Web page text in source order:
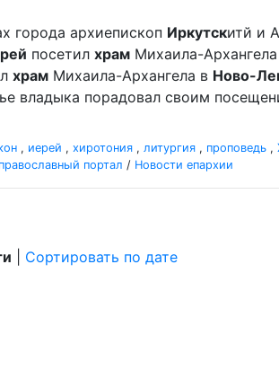
города архиепископ Иркутскитй и
посетил храм Михаила-
храм Михаила-Архангела в Ново-
владыка порадовал своим
, иерей , хиротония , литургия , проповедь ,
портал / Новости епархии
Сортировать по дате